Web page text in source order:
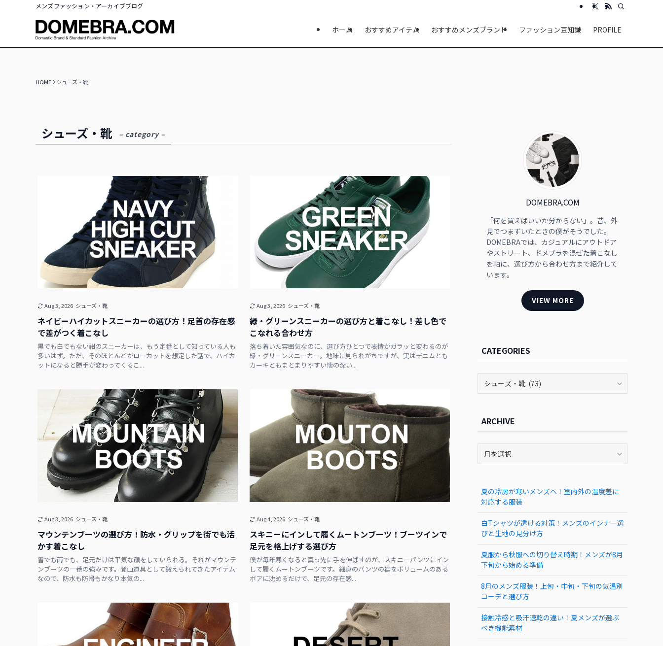
メンズファッション・アーカイブブログ
ホーム おすすめアイテム おすすめメンズブランド ファッション豆知識 PROFILE
HOME シューズ・靴
シューズ・靴 – category –
ネイビーハイカットスニーカーの選び方！足首の存在感
で差がつく着こなし
黒でも白でもない紺のスニーカーは、もう定番として知っている人も
多いはず。ただ、そのほとんどがローカットを想定した話で、ハイカ
ットになると勝手が変わってくるこ...
Aug 3, 2026 シューズ・靴
緑・グリーンスニーカーの選び方と着こなし！差し色で
こなれる合わせ方
落ち着いた雰囲気なのに、選び方ひとつで表情がガラッと変わるのが
緑・グリーンスニーカー。地味に見られがちですが、実はデニムとも
カーキともまとまりやすい懐の深い...
Aug 3, 2026 シューズ・靴
マウンテンブーツの選び方！防水・グリップを街でも活
かす着こなし
雪でも雨でも、足元だけは平気な顔をしていられる。それがマウンテ
ンブーツの一番の強みです。登山道具として鍛えられてきたアイテム
なので、防水も防滑もかなり本気の...
Aug 3, 2026 シューズ・靴
スキニーにインして履くムートンブーツ！ブーツインで
足元を格上げする選び方
僕が毎年寒くなると真っ先に手を伸ばすのが、スキニーパンツにイン
して履くムートンブーツです。細身のパンツの裾をボリュームのある
ボアに沈めるだけで、足元の存在感...
Aug 4, 2026 シューズ・靴
DOMEBRA.COM
「何を買えばいいか分からない」。昔、外
見でつまずいたときの僕がそうでした。
DOMEBRAでは、カジュアルにアウトドア
やストリート、ドメブラを混ぜた着こなし
を軸に、選び方から合わせ方まで紹介して
います。
VIEW MORE
CATEGORIES
ARCHIVE
夏の冷房が寒いメンズへ！室内外の温度差に
対応する服装
白Tシャツが透ける対策！メンズのインナー選
びと生地の見分け方
夏服から秋服への切り替え時期！メンズが8月
下旬から始める準備
8月のメンズ服装！上旬・中旬・下旬の気温別
コーデと選び方
接触冷感と吸汗速乾の違い！夏メンズが選ぶ
べき機能素材